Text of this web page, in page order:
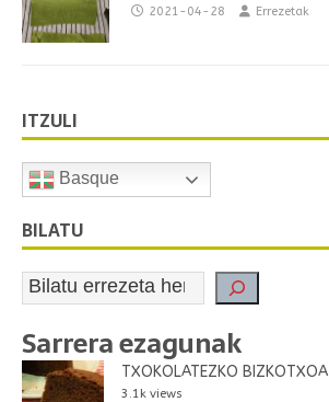
2021-04-28 Errezetak
ITZULI
Basque
BILATU
Sarrera ezagunak
TXOKOLATEZKO BIZKOTXOA
3.1k views